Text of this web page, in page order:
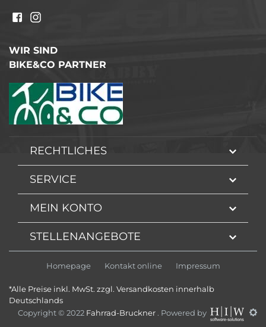
WIR SIND
BIKE&CO PARTNER
RECHTLICHES
SERVICE
MEIN KONTO
STELLENANGEBOTE
Homepage Kontakt online Impressum
*Alle Preise inkl. MwSt. zzgl. Versandkosten innerhalb
Deutschlands
Copyright © 2022 Fahrrad-Bruckner . Powered by